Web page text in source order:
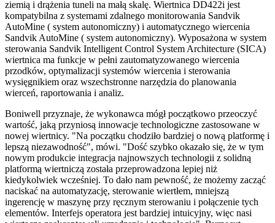
ziemią i drążenia tuneli na małą skalę. Wiertnica DD422i jest
kompatybilna z systemami zdalnego monitorowania Sandvik
AutoMine ( system autonomiczny) i automatycznego wiercenia
Sandvik AutoMine ( system autonomiczny). Wyposażona w system
sterowania Sandvik Intelligent Control System Architecture (SICA)
wiertnica ma funkcje w pełni zautomatyzowanego wiercenia
przodków, optymalizacji systemów wiercenia i sterowania
wysięgnikiem oraz wszechstronne narzędzia do planowania
wierceń, raportowania i analiz.
Boniwell przyznaje, że wykonawca mógł początkowo przeoczyć
wartość, jaką przyniosą innowacje technologiczne zastosowane w
nowej wiertnicy. "Na początku chodziło bardziej o nową platformę i
lepszą niezawodność", mówi. "Dość szybko okazało się, że w tym
nowym produkcie integracja najnowszych technologii z solidną
platformą wiertniczą została przeprowadzona lepiej niż
kiedykolwiek wcześniej. To dało nam pewność, że możemy zacząć
naciskać na automatyzację, sterowanie wiertłem, mniejszą
ingerencję w maszynę przy ręcznym sterowaniu i połączenie tych
elementów. Interfejs operatora jest bardziej intuicyjny, więc nasi